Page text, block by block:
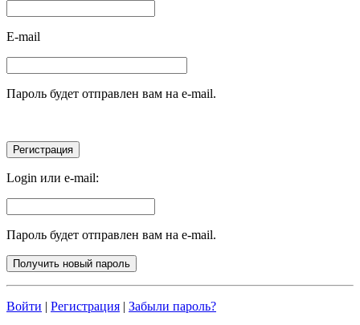
E-mail
Пароль будет отправлен вам на e-mail.
Login или e-mail:
Пароль будет отправлен вам на e-mail.
Войти | Регистрация | Забыли пароль?